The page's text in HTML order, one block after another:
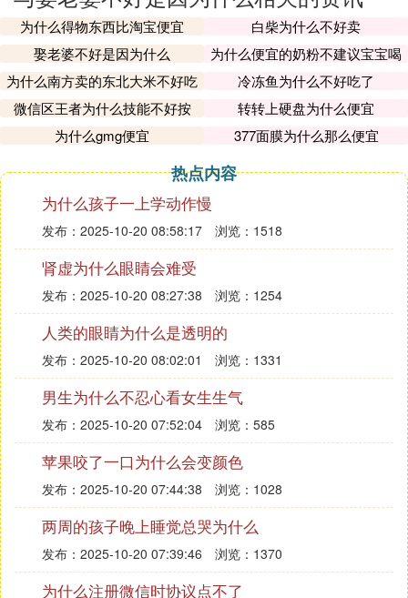
彩礼、婚戒、酒席等等，啥都需要钱的，这个时代，
没钱真的和谁都不合适啊。结婚的成本太高了。
2、结婚的要求太多了
年龄大了之后，发现找对象是越来越难了，因为要求
得越来越多。身高、颜值、工作、家庭情况等等一系
列的要求。要真正找到满意的基本不可能了，找个差
不多的都是特别困难的。结婚和恋爱不同，除了自己
的各种要求以外，还有父母的各种要求。
要结婚就变得特别的现实，不仅考虑现在是否有车有
房的，还要考虑结婚以后养家糊口，养老人、养孩子
等等一系列的问题。有时候想多了就更难结婚了，还
是年轻时候的好，傻傻的忽悠一个傻傻的结婚就好
了，年龄越大顾虑的就越多，最后要脱单就越难了。
3、结婚的对象难找
年龄越大，发现身边能认识的人基本大多都成家了，
要找到合适满意的越来越困难了。平时忙着工作加
班，生活轨迹也就剩下公司和家两点一线的。基本相
亲已经成了脱单的唯一渠道了。可是每次相亲介绍的
都啥歪瓜裂枣的，很多女生自己长得丑还特么要求特
别高的。
基本现在相亲，只要是单身的都拉出来见见，广撒网
期待能遇到个眼瞎的看上我。可是相亲的成本也是很
为什么得物东西比淘宝便宜
白柴为什么不好卖
娶老婆不好是因为什么
为什么便宜的奶粉不建议宝宝喝
为什么南方卖的东北大米不好吃
冷冻鱼为什么不好吃了
微信区王者为什么技能不好按
转转上硬盘为什么便宜
为什么gmg便宜
377面膜为什么那么便宜
热点内容
为什么孩子一上学动作慢
发布：2025-10-20 08:58:17 浏览：1518
肾虚为什么眼睛会难受
发布：2025-10-20 08:27:38 浏览：1254
人类的眼睛为什么是透明的
发布：2025-10-20 08:02:01 浏览：1331
男生为什么不忍心看女生生气
发布：2025-10-20 07:52:04 浏览：585
苹果咬了一口为什么会变颜色
发布：2025-10-20 07:44:38 浏览：1028
两周的孩子晚上睡觉总哭为什么
发布：2025-10-20 07:39:46 浏览：1370
为什么注册微信时协议点不了